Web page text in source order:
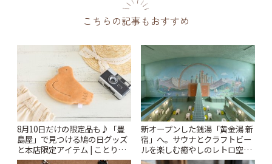
こちらの記事もおすすめ
8月10日だけの限定品も♪「豊
島屋」で見つける鳩の日グッズ
と本店限定アイテム | ことりっ
ぷ
新オープンした銭湯「黄金湯 新
宿」へ。サウナとクラフトビー
ルを楽しむ癒やしのレトロ空間
| ことりっぷ